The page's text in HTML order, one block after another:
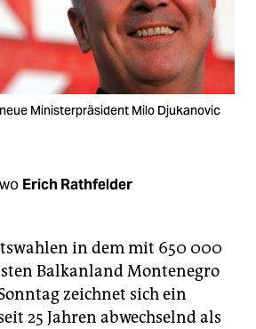
Ministerpräsident Milo Djukanovic
Erich Rathfelder
in dem mit 650 000
Balkanland Montenegro
zeichnet sich ein
25 Jahren abwechselnd als